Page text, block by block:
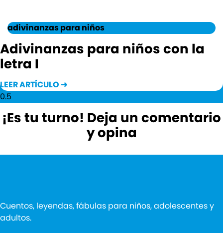
adivinanzas para niños
Adivinanzas para niños con la
letra I
LEER ARTÍCULO ➜
¡Es tu turno! Deja un comentario
y opina
Cuentos, leyendas, fábulas para niños, adolescentes y
adultos.